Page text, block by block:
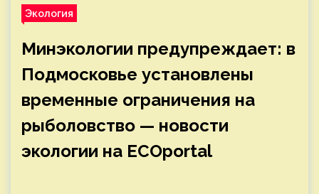
Экология
Минэкологии предупреждает: в
Подмосковье установлены
временные ограничения на
рыболовство — новости
экологии на ECOportal